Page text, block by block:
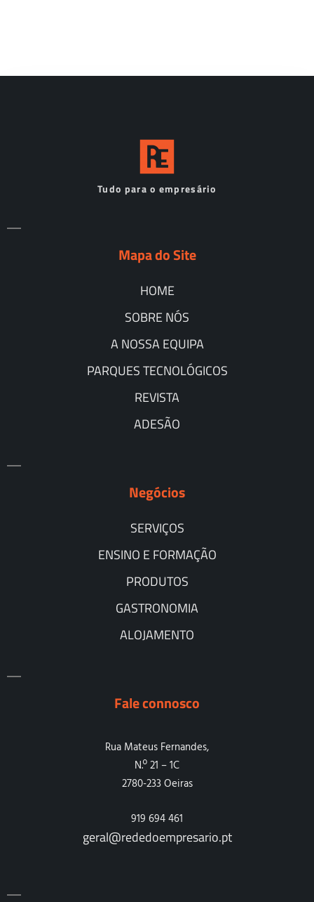
Tudo para o empresário
Mapa do Site
HOME
SOBRE NÓS
A NOSSA EQUIPA
PARQUES TECNOLÓGICOS
REVISTA
ADESÃO
Negócios
SERVIÇOS
ENSINO E FORMAÇÃO
PRODUTOS
GASTRONOMIA
ALOJAMENTO
Fale connosco
Rua Mateus Fernandes,
N.º 21 – 1C
2780-233 Oeiras
919 694 461
geral@rededoempresario.pt